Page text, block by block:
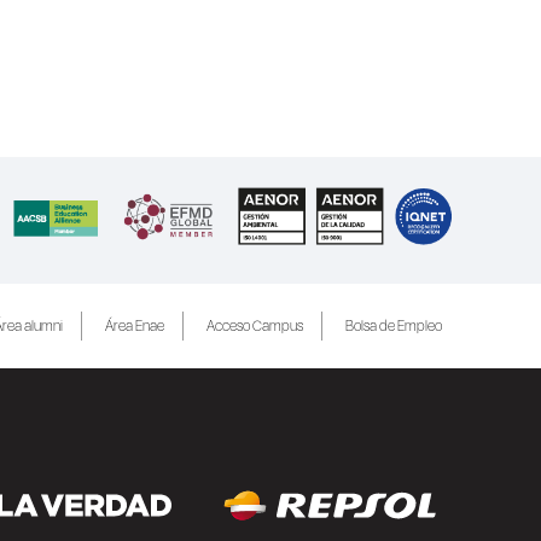
alumni Área Enae Acceso Campus Bolsa de Empleo